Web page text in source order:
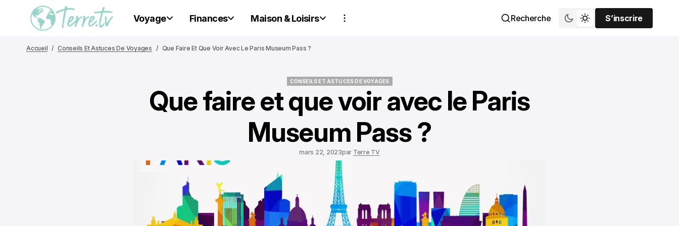
Voyage Finances Maison & Loisirs Recherche
S’inscrire
S’inscrire
Accueil Conseils Et Astuces De Voyages Que Faire Et Que Voir Avec Le Paris Museum Pass ?
CONSEILS ET ASTUCES DE VOYAGES
CONSEILS ET ASTUCES DE VOYAGES
Que faire et que voir avec le Paris
Museum Pass ?
mars 22, 2023par Terre TV